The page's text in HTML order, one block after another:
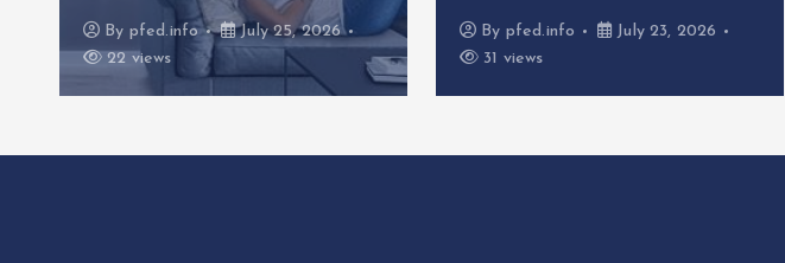
By pfed.info
July 25, 2026
22 views
By pfed.info
July 23, 2026
31 views